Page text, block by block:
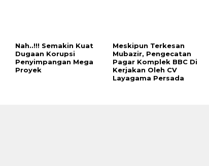
Nah..!!! Semakin Kuat
Dugaan Korupsi
Penyimpangan Mega
Proyek
Meskipun Terkesan
Mubazir, Pengecatan
Pagar Komplek BBC Di
Kerjakan Oleh CV
Layagama Persada